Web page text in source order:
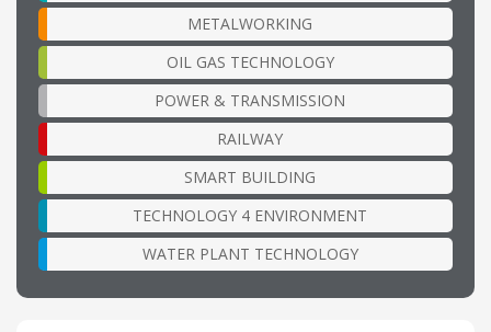
METALWORKING
OIL GAS TECHNOLOGY
POWER & TRANSMISSION
RAILWAY
SMART BUILDING
TECHNOLOGY 4 ENVIRONMENT
WATER PLANT TECHNOLOGY